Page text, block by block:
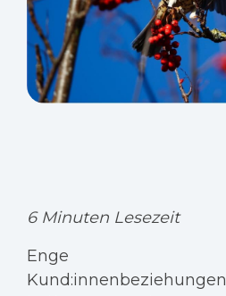
6 Minuten Lesezeit
Enge
Kund:innenbeziehungen